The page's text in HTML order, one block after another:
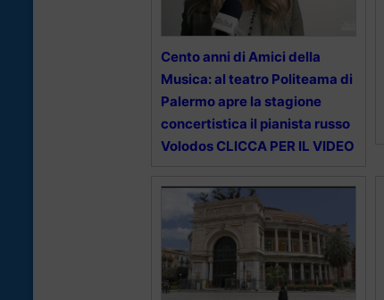
Cento anni di Amici della
Musica: al teatro Politeama di
Palermo apre la stagione
concertistica il pianista russo
Volodos CLICCA PER IL VIDEO